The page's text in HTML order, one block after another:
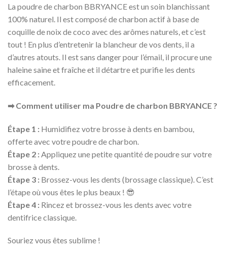
La poudre de charbon BBRYANCE est un soin blanchissant
100% naturel. Il est composé de charbon actif à base de
coquille de noix de coco avec des arômes naturels, et c’est
tout ! En plus d’entretenir la blancheur de vos dents, il a
d’autres atouts. Il est sans danger pour l’émail, il procure une
haleine saine et fraîche et il détartre et purifie les dents
efficacement.
➡ Comment utiliser ma Poudre de charbon BBRYANCE ?
Étape 1 : Humidifiez votre brosse à dents en bambou,
offerte avec votre poudre de charbon.
Étape 2 : Appliquez une petite quantité de poudre sur votre
brosse à dents.
Étape 3 : Brossez-vous les dents (brossage classique). C’est
l’étape où vous êtes le plus beaux ! 😎
Étape 4 : Rincez et brossez-vous les dents avec votre
dentifrice classique.
Souriez vous êtes sublime !